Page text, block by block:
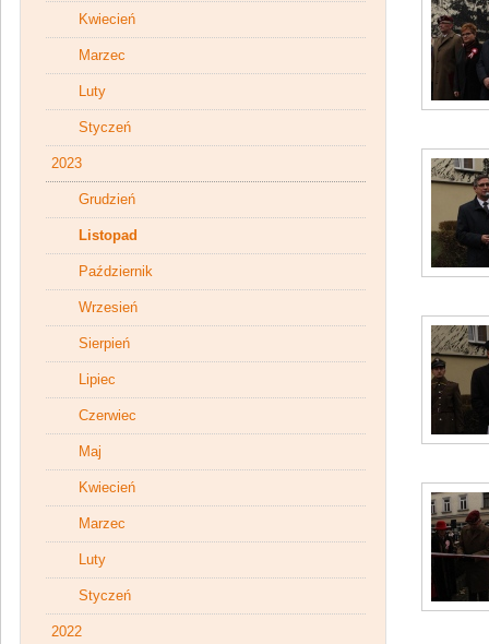
Kwiecień
Marzec
Luty
Styczeń
2023
Grudzień
Listopad
Październik
Wrzesień
Sierpień
Lipiec
Czerwiec
Maj
Kwiecień
Marzec
Luty
Styczeń
2022